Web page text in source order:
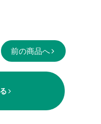
前の商品へ